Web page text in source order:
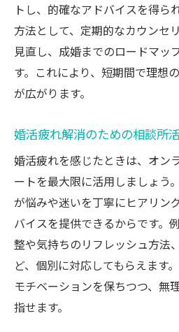
トし、的確なアドバイスを得ら
方法として、定期的なカウンセ
見直し、成婚までのロードマッ
す。これにより、短期間で理想
が広がります。
婚活疲れ解消のための相談所
婚活疲れを感じたときは、オン
ートを最大限に活用しましょう
が悩みや迷いを丁寧にヒアリン
バイスを提供できるからです。
整や気持ちのリフレッシュ方法
ど、個別に対応してもらえます
モチベーションを保ちつつ、無
指せます。